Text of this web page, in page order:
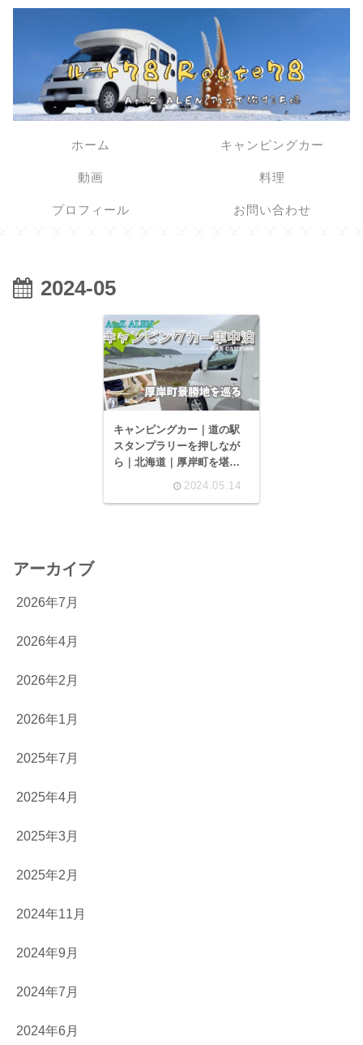
ホーム キャンピングカー
動画 料理
プロフィール お問い合わせ
2024-05
キャンピングカー｜道の駅
スタンプラリーを押しなが
ら｜北海道｜厚岸町を堪能
牡蠣を食べる｜北太平洋シ
2024.05.14
アーカイブ
2026年7月
2026年4月
2026年2月
2026年1月
2025年7月
2025年4月
2025年3月
2025年2月
2024年11月
2024年9月
2024年7月
2024年6月